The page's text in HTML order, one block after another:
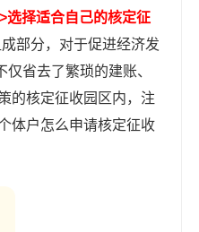
择适合自己的核定征
部分，对于促进经济发
省去了繁琐的建账、
的核定征收园区内，注
体户怎么申请核定征收